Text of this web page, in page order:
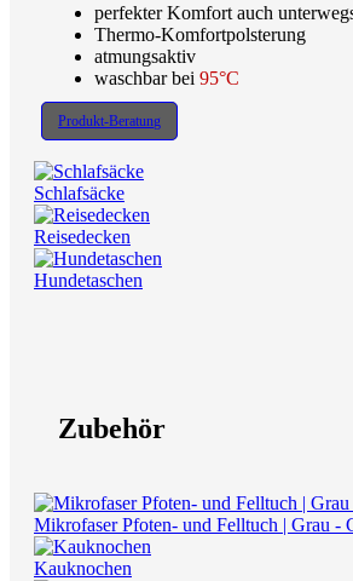
perfekter Komfort auch
Thermo-Komfortpolsterung
atmungsaktiv
waschbar bei 95°C
Produkt-Beratung
Schlafsäcke
Reisedecken
Hundetaschen
Zubehör
Mikrofaser Pfoten- und Felltuch | Grau -
Kauknochen